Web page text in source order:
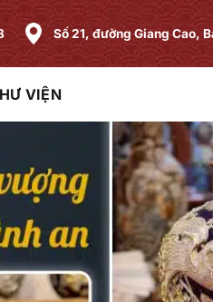
Số 21, đường Giang Cao,
VIỆN